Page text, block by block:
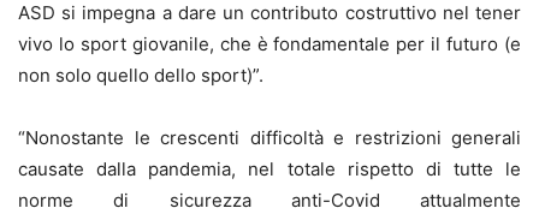
ASD si impegna a dare un contributo costruttivo nel tener
vivo lo sport giovanile, che è fondamentale per il futuro (e
non solo quello dello sport)”.
“Nonostante le crescenti difficoltà e restrizioni generali
causate dalla pandemia, nel totale rispetto di tutte le
norme di sicurezza anti-Covid attualmente